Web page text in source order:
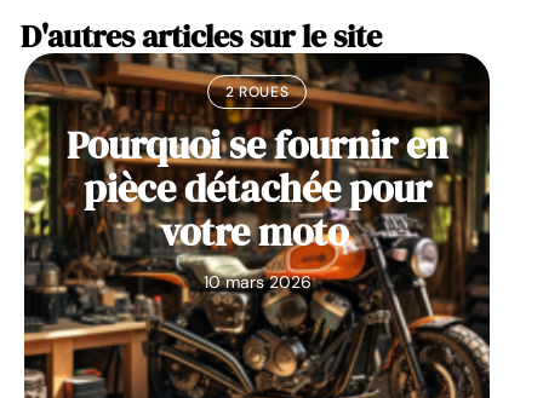
D'autres articles sur le site
2 ROUES
Pourquoi se fournir en
pièce détachée pour
votre moto
10 mars 2026